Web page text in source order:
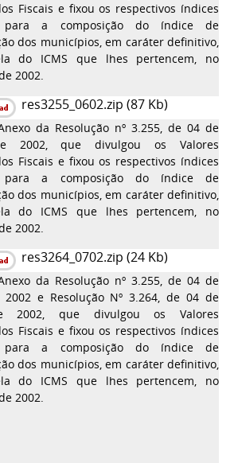
Fiscais e fixou os respectivos índices
a composição do índice de
dos municípios, em caráter definitivo,
do ICMS que lhes pertencem, no
2002.
res3255_0602.zip (87 Kb)
da Resolução nº 3.255, de 04 de
2002, que divulgou os Valores
Fiscais e fixou os respectivos índices
a composição do índice de
dos municípios, em caráter definitivo,
do ICMS que lhes pertencem, no
2002.
res3264_0702.zip (24 Kb)
da Resolução nº 3.255, de 04 de
e Resolução Nº 3.264, de 04 de
2002, que divulgou os Valores
Fiscais e fixou os respectivos índices
a composição do índice de
dos municípios, em caráter definitivo,
do ICMS que lhes pertencem, no
2002.